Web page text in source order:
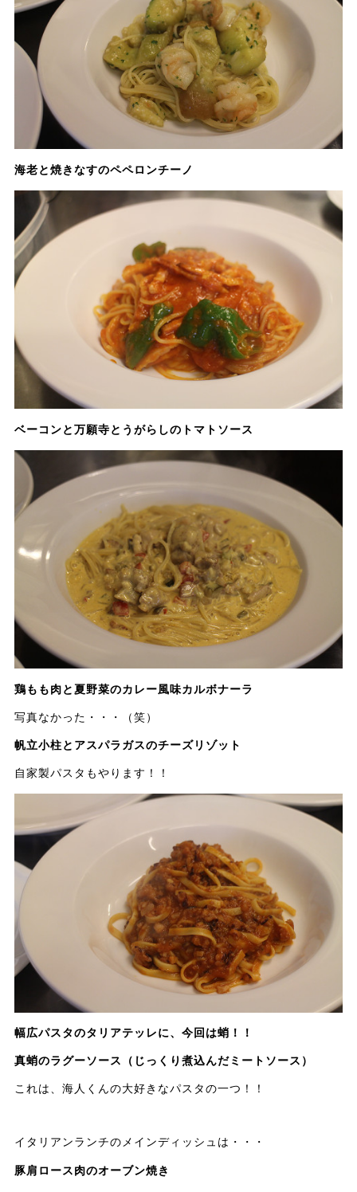
海老と焼きなすのペペロンチーノ
ベーコンと万願寺とうがらしのトマトソース
鶏もも肉と夏野菜のカレー風味カルボナーラ
写真なかった・・・（笑）
帆立小柱とアスパラガスのチーズリゾット
自家製パスタもやります！！
幅広パスタのタリアテッレに、今回は蛸！！
真蛸のラグーソース（じっくり煮込んだミートソース）
これは、海人くんの大好きなパスタの一つ！！
イタリアンランチのメインディッシュは・・・
豚肩ロース肉のオーブン焼き